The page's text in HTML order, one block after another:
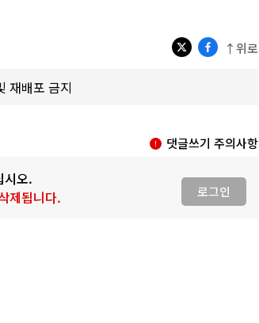
↑위로
재배포 금지
댓글쓰기 주의사항
시오.
제됩니다.
로그인